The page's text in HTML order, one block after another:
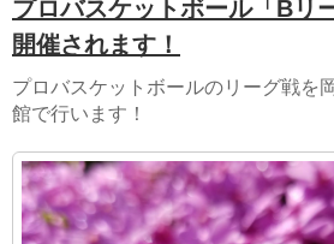
プロバスケットボール「Bリ
開催されます！
プロバスケットボールのリーグ戦を
館で行います！